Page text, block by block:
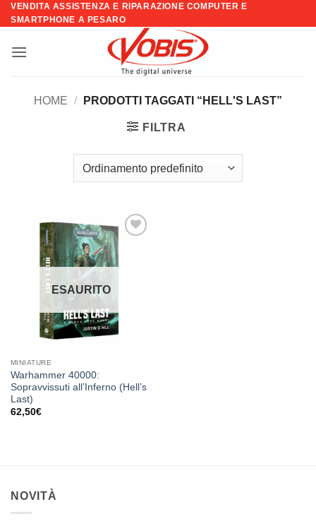
Salta
ai
VENDITA ASSISTENZA E RIPARAZIONE COMPUTER E
SMARTPHONE A PESARO
HOME / PRODOTTI TAGGATI “HELL'S LAST”
FILTRA
Aggiungi
alla lista
ESAURITO
MINIATURE
Warhammer 40000:
Sopravvissuti all’Inferno (Hell’s
Last)
62,50€
NOVITÀ